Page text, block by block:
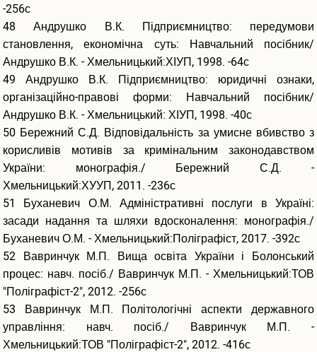
-256с
48 Андрушко В.К. Підприємництво: передумови
становлення, економічна суть: Навчальний посібник/
Андрушко В.К. - Хмельницький:ХІУП, 1998. -64с
49 Андрушко В.К. Підприємництво: юридичні ознаки,
організаційно-правові форми: Навчальний посібник/
Андрушко В.К. - Хмельницький: ХІУП, 1998. -40с
50 Бережний С.Д. Відповідальність за умисне вбивство з
корисливів мотивів за кримінальним законодавством
України: монографія./ Бережний С.Д. -
Хмельницький:ХУУП, 2011. -236с
51 Буханевич О.М. Адміністративні послуги в Україні:
засади надання та шляхи вдосконалення: монографія./
Буханевич О.М. - Хмельницький:Поліграфіст, 2017. -392с
52 Вавринчук М.П. Вища освіта України і Болонський
процес: навч. посіб./ Вавринчук М.П. - Хмельницький:ТОВ
"Поліграфіст-2", 2012. -256с
53 Вавринчук М.П. Політологічні аспекти державного
управління: навч. посіб./ Вавринчук М.П. -
Хмельницький:ТОВ "Поліграфіст-2", 2012. -416с